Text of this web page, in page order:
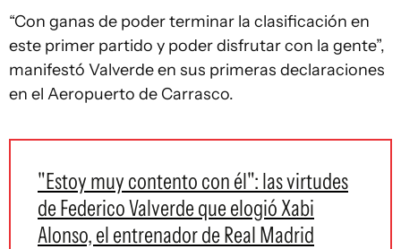
“Con ganas de poder terminar la clasificación en
este primer partido y poder disfrutar con la gente”,
manifestó Valverde en sus primeras declaraciones
en el Aeropuerto de Carrasco.
"Estoy muy contento con él": las virtudes
de Federico Valverde que elogió Xabi
Alonso, el entrenador de Real Madrid